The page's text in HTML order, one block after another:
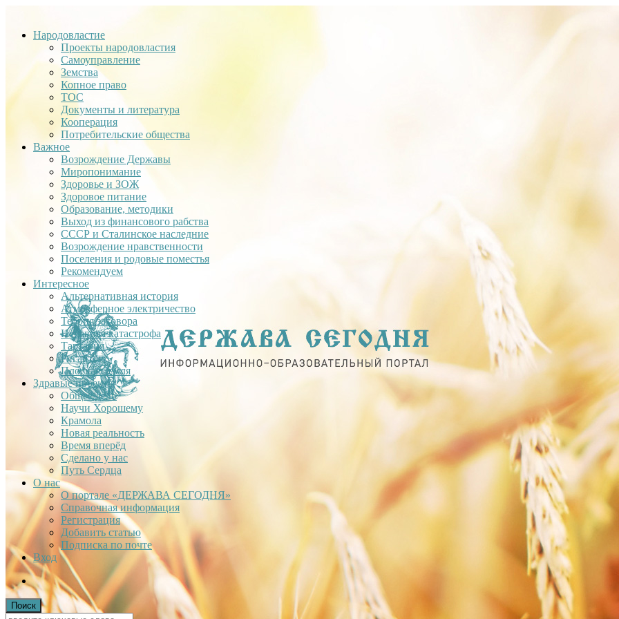
Народовластие
Проекты народовластия
Самоуправление
Земства
Копное право
ТОС
Документы и литература
Кооперация
Потребительские общества
Важное
Возрождение Державы
Миропонимание
Здоровье и ЗОЖ
Здоровое питание
Образование, методики
Выход из финансового рабства
СССР и Сталинское наследние
Возрождение нравственности
Поселения и родовые поместья
Рекомендуем
Интересное
Альтернативная история
Атмосферное электричество
Теория заговора
Недавняя катастрофа
Тартария
Гиганты
Плоская Земля
Здравые проекты
Общее дело
Научи Хорошему
Крамола
Новая реальность
Время вперёд
Сделано у нас
Путь Сердца
О нас
О портале «ДЕРЖАВА СЕГОДНЯ»
Справочная информация
Регистрация
Добавить статью
Подписка по почте
Вход